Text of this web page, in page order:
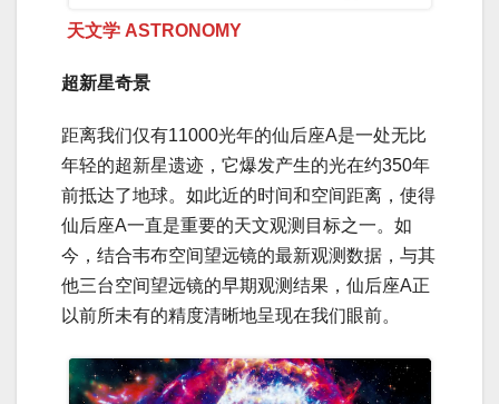
天文学 ASTRONOMY
超新星奇景
距离我们仅有11000光年的仙后座A是一处无比
年轻的超新星遗迹，它爆发产生的光在约350年
前抵达了地球。如此近的时间和空间距离，使得
仙后座A一直是重要的天文观测目标之一。如
今，结合韦布空间望远镜的最新观测数据，与其
他三台空间望远镜的早期观测结果，仙后座A正
以前所未有的精度清晰地呈现在我们眼前。